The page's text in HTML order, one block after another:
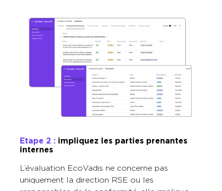
Etape 2 : impliquez les parties prenantes
internes
L’évaluation EcoVadis ne concerne pas
uniquement la direction RSE ou les